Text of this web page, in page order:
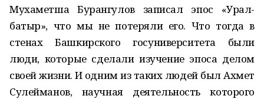
Мухаметша Бурангулов записал эпос «Урал-
батыр», что мы не потеряли его. Что тогда в
стенах Башкирского госуниверситета были
люди, которые сделали изучение эпоса делом
своей жизни. И одним из таких людей был Ахмет
Сулейманов, научная деятельность которого